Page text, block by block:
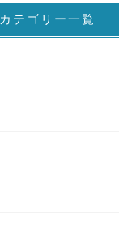
カテゴリー一覧